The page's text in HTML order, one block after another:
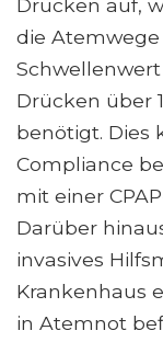
Drücken auf,
die
Drücken über
benötigt. Dies
Compliance
mit einer
Darüber
invasives
Krankenhaus
in Atemnot